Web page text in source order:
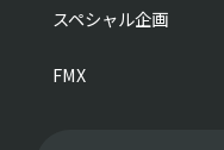
スペシャル企画
FMX